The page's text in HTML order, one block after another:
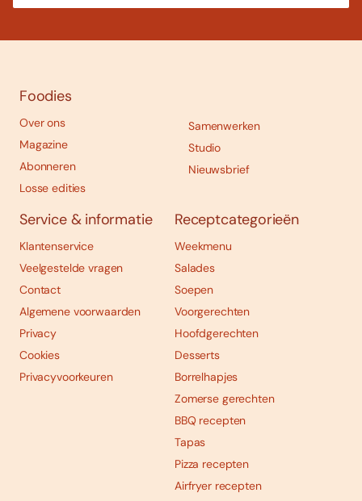
Foodies
Over ons
Magazine
Abonneren
Losse edities
Samenwerken
Studio
Nieuwsbrief
Service & informatie
Klantenservice
Veelgestelde vragen
Contact
Algemene voorwaarden
Privacy
Cookies
Privacyvoorkeuren
Receptcategorieën
Weekmenu
Salades
Soepen
Voorgerechten
Hoofdgerechten
Desserts
Borrelhapjes
Zomerse gerechten
BBQ recepten
Tapas
Pizza recepten
Airfryer recepten